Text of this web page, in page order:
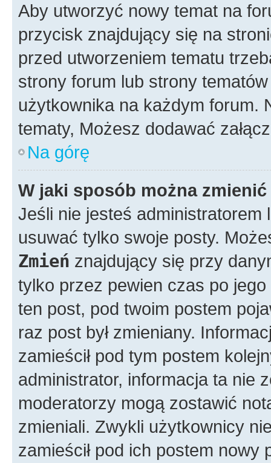
Aby utworzyć nowy temat na
przycisk znajdujący się na
przed utworzeniem tematu
strony forum lub strony
użytkownika na każdym forum.
tematy, Możesz dodawać
Na górę
W jaki sposób można
Jeśli nie jesteś
usuwać tylko swoje posty.
Zmień znajdujący się przy
tylko przez pewien czas po
ten post, pod twoim postem
raz post był zmieniany.
zamieścił pod tym postem
administrator, informacja ta nie
moderatorzy mogą zostawić
zmieniali. Zwykli użytkownicy
zamieścił pod ich postem nowy